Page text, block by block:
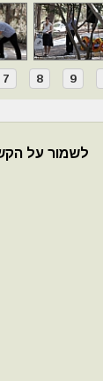
7 8 9
לשמור על